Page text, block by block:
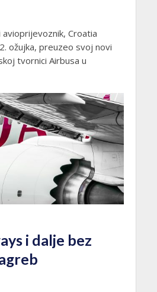
avioprijevoznik, Croatia
ožujka, preuzeo svoj novi
tvornici Airbusa u
i dalje bez